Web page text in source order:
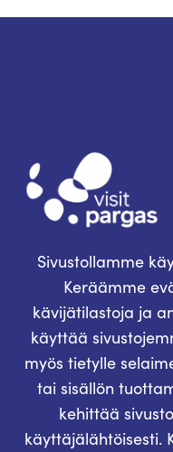
Sivustollamme
Keräämme
kävijätilastoja ja
käyttää
myös tietylle
tai sisällön
kehittää
käyttäjälähtöisesti.